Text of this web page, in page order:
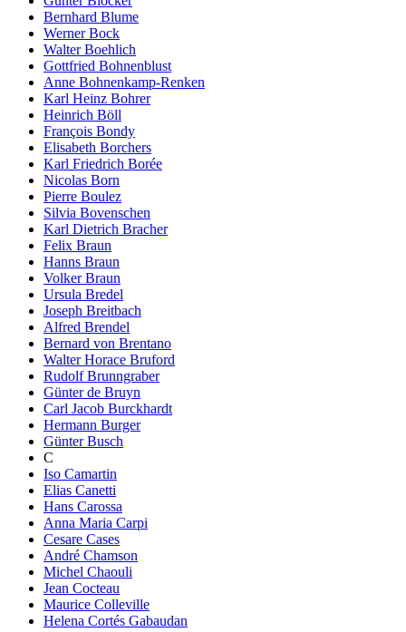
Bernhard Blume
Werner Bock
Walter Boehlich
Gottfried Bohnenblust
Anne Bohnenkamp-Renken
Karl Heinz Bohrer
Heinrich Böll
François Bondy
Elisabeth Borchers
Karl Friedrich Borée
Nicolas Born
Pierre Boulez
Silvia Bovenschen
Karl Dietrich Bracher
Felix Braun
Hanns Braun
Volker Braun
Ursula Bredel
Joseph Breitbach
Alfred Brendel
Bernard von Brentano
Walter Horace Bruford
Rudolf Brunngraber
Günter de Bruyn
Carl Jacob Burckhardt
Hermann Burger
Günter Busch
C
Iso Camartin
Elias Canetti
Hans Carossa
Anna Maria Carpi
Cesare Cases
André Chamson
Michel Chaouli
Jean Cocteau
Maurice Colleville
Helena Cortés Gabaudan